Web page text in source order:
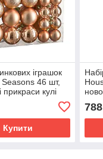
іграшок
46 шт,
прикраси кулі
на ялинку 4/6/8
Купити
см,
788